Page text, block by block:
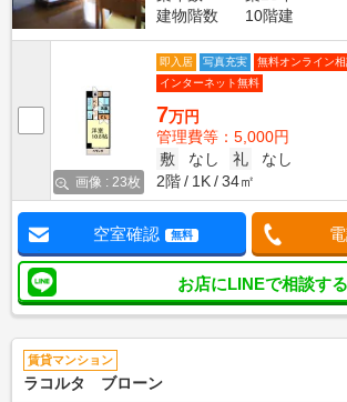
建物階数
10階建
画像 : 23枚
即入居 写真充実
無料オンライン
インターネット無料
7万円
管理費等：5,000円
敷
なし 礼
なし
2階
1K 34㎡
空室確認 無料
お店にLINEで相談する
賃貸マンション
ラコルタ ブローン